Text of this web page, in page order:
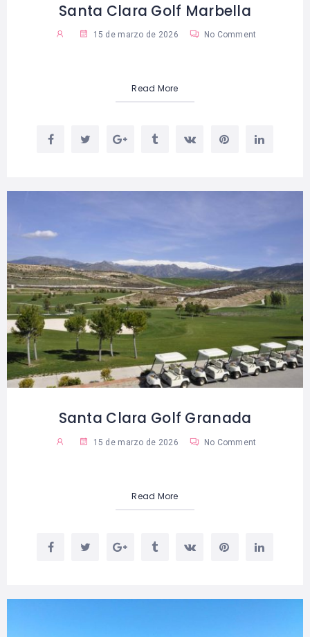
Santa Clara Golf Marbella
15 de marzo de 2026 No Comment
Read More
Santa Clara Golf Granada
15 de marzo de 2026 No Comment
Read More